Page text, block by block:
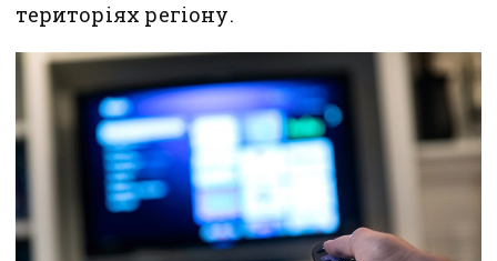
територіях регіону.